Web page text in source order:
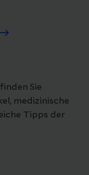
Sie
medizinische
Tipps der